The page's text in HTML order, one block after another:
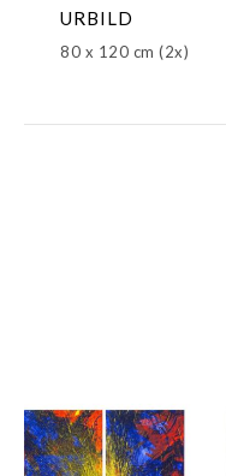
URBILD
80 x 120 cm (2x)